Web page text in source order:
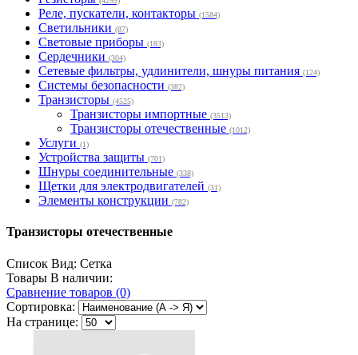
Реле, пускатели, контакторы (1584)
Светильники (87)
Световые приборы (183)
Сердечники (304)
Сетевые фильтры, удлинители, шнуры питания (124)
Системы безопасности (382)
Транзисторы (4525)
Транзисторы импортные (3513)
Транзисторы отечественные (1012)
Услуги (1)
Устройства защиты (701)
Шнуры соединительные (338)
Щетки для электродвигателей (31)
Элементы конструкции (782)
Транзисторы отечественные
Список Вид: Сетка
Товары В наличии:
Сравнение товаров (0)
Сортировка:
На странице: